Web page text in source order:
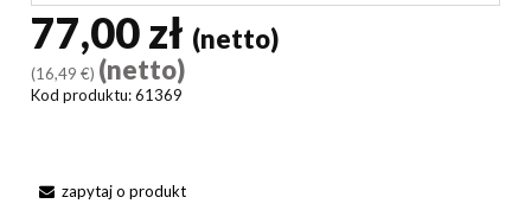
77,00 zł (netto)
(16,49 €) (netto)
Kod produktu:61369
zapytaj o produkt